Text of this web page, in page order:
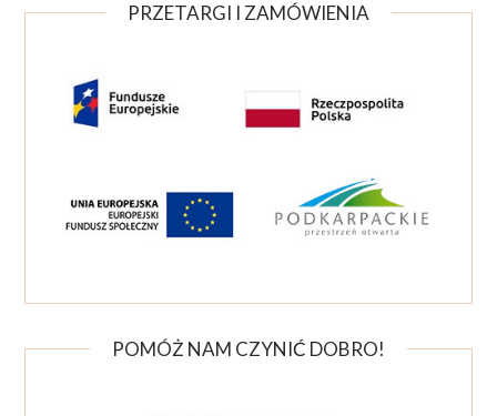
PRZETARGI I ZAMÓWIENIA
POMÓŻ NAM CZYNIĆ DOBRO!